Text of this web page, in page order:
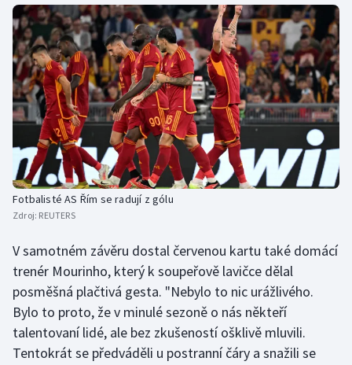
Stolní tenis
Triatlon
Veslování
Vodní slalom
Volejbal
Ostatní
Fotbalisté AS Řím se radují z gólu
Zdroj: REUTERS
V samotném závěru dostal červenou kartu také domácí
trenér Mourinho, který k soupeřově lavičce dělal
posměšná plačtivá gesta. "Nebylo to nic urážlivého.
Bylo to proto, že v minulé sezoně o nás někteří
talentovaní lidé, ale bez zkušeností ošklivě mluvili.
Tentokrát se předváděli u postranní čáry a snažili se